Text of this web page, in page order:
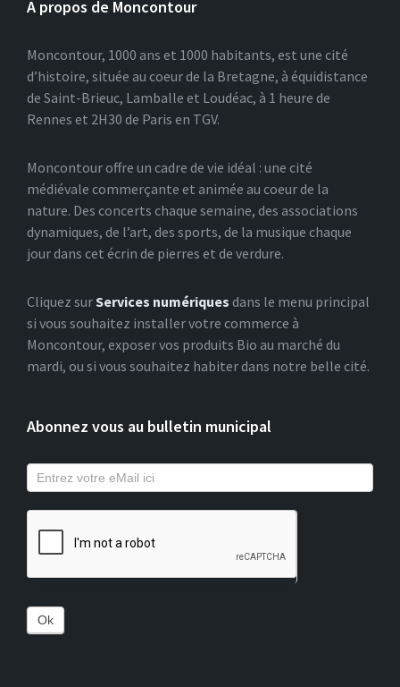
A propos de Moncontour
Moncontour, 1000 ans et 1000 habitants, est une cité
d’histoire, située au coeur de la Bretagne, à équidistance
de Saint-Brieuc, Lamballe et Loudéac, à 1 heure de
Rennes et 2H30 de Paris en TGV.
Moncontour offre un cadre de vie idéal : une cité
médiévale commerçante et animée au coeur de la
nature. Des concerts chaque semaine, des associations
dynamiques, de l’art, des sports, de la musique chaque
jour dans cet écrin de pierres et de verdure.
Cliquez surServices numériques dans le menu principal
si vous souhaitez installer votre commerce à
Moncontour, exposer vos produits Bio au marché du
mardi, ou si vous souhaitez habiter dans notre belle cité.
Abonnez vous au bulletin municipal
Ok